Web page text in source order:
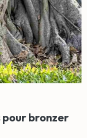
pour bronzer